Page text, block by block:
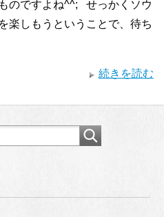
のですよね^^; せっかくソウ
楽しもうということで、待ち
続きを読む